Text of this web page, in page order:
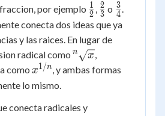
por ejemplo \frac{1}
{2}
2
1 , \frac{2}
{3}
3
2 o \frac{3}
{4}
4
3.
conecta dos ideas que ya
y las raices. En lugar de
radical como {^n}\sqrt{x}
n x,
como x^{1/n}
x1/n, y ambas formas
lo mismo.
conecta radicales y